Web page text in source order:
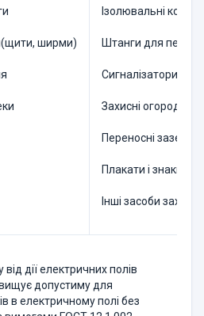
ширми)
Ізолювальні
Штанги для
Сигналізатори
Захисні
Переносні
Плакати і знаки
Інші засоби захисту
дії електричних полів
допустиму для
в електричному полі без